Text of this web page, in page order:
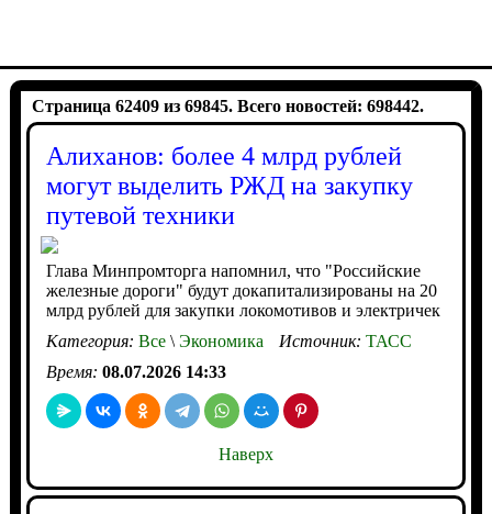
Страница 62409 из 69845. Всего новостей: 698442.
Алиханов: более 4 млрд рублей
могут выделить РЖД на закупку
путевой техники
Глава Минпромторга напомнил, что "Российские
железные дороги" будут докапитализированы на 20
млрд рублей для закупки локомотивов и электричек
Категория: Все\Экономика Источник: ТАСС
Время: 08.07.2026 14:33
Наверх